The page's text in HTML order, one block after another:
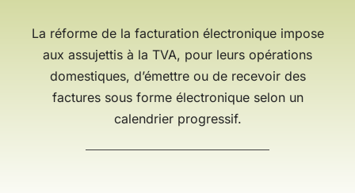
La réforme de la facturation électronique impose
aux assujettis à la TVA, pour leurs opérations
domestiques, d’émettre ou de recevoir des
factures sous forme électronique selon un
calendrier progressif.